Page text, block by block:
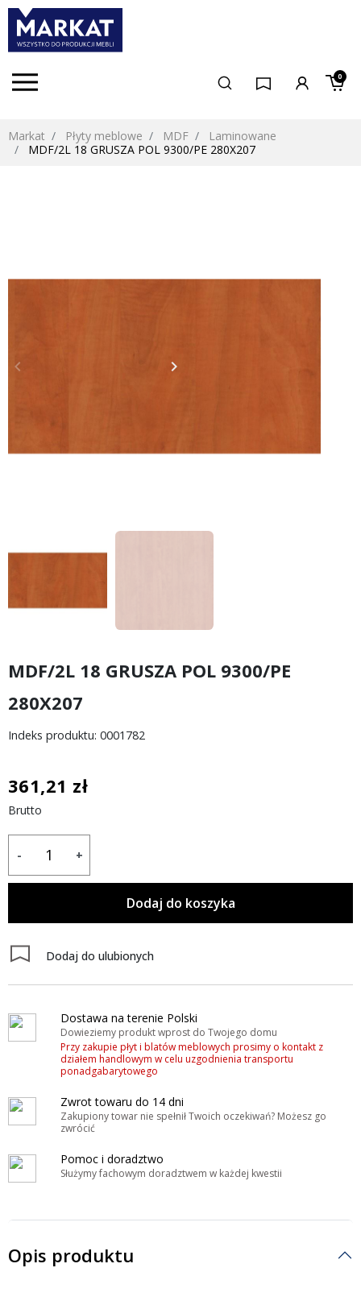
0
Markat Płyty meblowe MDF
Laminowane
MDF/2L 18 GRUSZA POL 9300/PE 280X207
Poprzedni
keyboard_arrow_left Następny
keyboard_arrow_right
MDF/2L 18 GRUSZA POL 9300/PE
280X207
Indeks produktu: 0001782
361,21 zł
Brutto
- +
Dodaj do koszyka
Dodaj do ulubionych
Dostawa na terenie Polski
Dowieziemy produkt wprost do Twojego domu
Przy zakupie płyt i blatów meblowych prosimy o kontakt z
działem handlowym w celu uzgodnienia transportu
ponadgabarytowego
Zwrot towaru do 14 dni
Zakupiony towar nie spełnił Twoich oczekiwań? Możesz go
zwrócić
Pomoc i doradztwo
Służymy fachowym doradztwem w każdej kwestii
Opis produktu